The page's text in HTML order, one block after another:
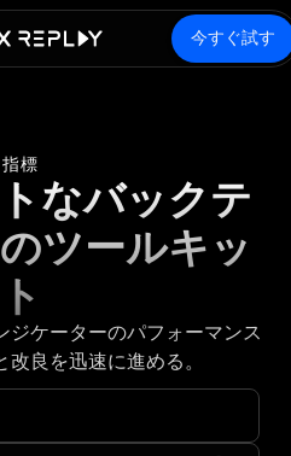
今すぐ試す
指標
なバックテ
ツールキッ
ト
ケーターのパフォーマンス
良を迅速に進める。